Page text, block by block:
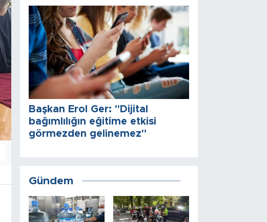
Başkan Erol Ger: "Dijital
bağımlılığın eğitime etkisi
görmezden gelinemez"
Gündem